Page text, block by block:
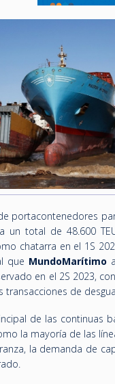
portacontenedores
un total de 48.600
chatarra en el 1S
que MundoMarítimo
en el 2S 2023,
transacciones de
de las continuas
la mayoría de las
la demanda de